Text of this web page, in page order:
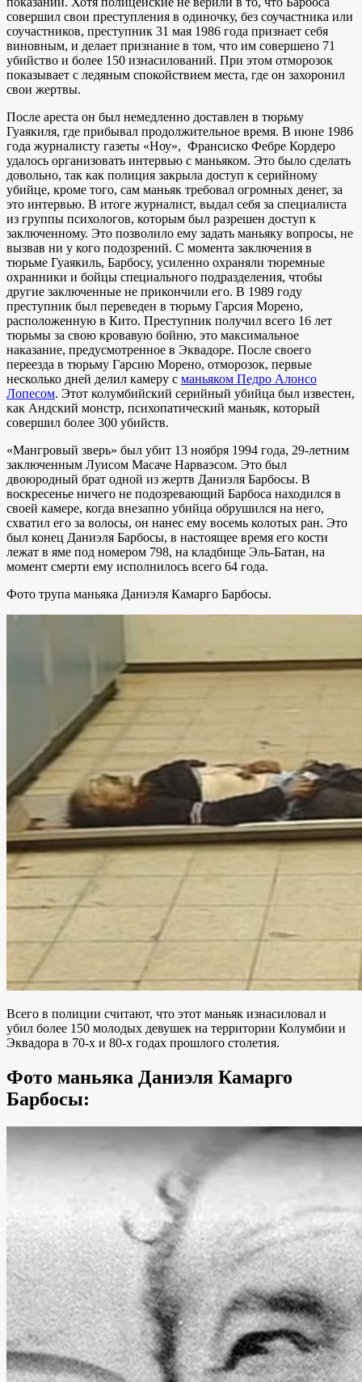
совершил свои преступления в одиночку, без соучастника или
соучастников, преступник 31 мая 1986 года признает себя
виновным, и делает признание в том, что им совершено 71
убийство и более 150 изнасилований. При этом отморозок
показывает с ледяным спокойствием места, где он захоронил
свои жертвы.
После ареста он был немедленно доставлен в тюрьму
Гуаякиля, где прибывал продолжительное время. В июне 1986
года журналисту газеты «Ноу», Франсиско Фебре Кордеро
удалось организовать интервью с маньяком. Это было сделать
довольно, так как полиция закрыла доступ к серийному
убийце, кроме того, сам маньяк требовал огромных денег, за
это интервью. В итоге журналист, выдал себя за специалиста
из группы психологов, которым был разрешен доступ к
заключенному. Это позволило ему задать маньяку вопросы, не
вызвав ни у кого подозрений. С момента заключения в
тюрьме Гуаякиль, Барбосу, усиленно охраняли тюремные
охранники и бойцы специального подразделения, чтобы
другие заключенные не прикончили его. В 1989 году
преступник был переведен в тюрьму Гарсия Морено,
расположенную в Кито. Преступник получил всего 16 лет
тюрьмы за свою кровавую бойню, это максимальное
наказание, предусмотренное в Эквадоре. После своего
переезда в тюрьму Гарсию Морено, отморозок, первые
несколько дней делил камеру с маньяком Педро Алонсо
Лопесом. Этот колумбийский серийный убийца был известен,
как Андский монстр, психопатический маньяк, который
совершил более 300 убийств.
«Мангровый зверь» был убит 13 ноября 1994 года, 29-летним
заключенным Луисом Масаче Нарваэсом. Это был
двоюродный брат одной из жертв Даниэля Барбосы. В
воскресенье ничего не подозревающий Барбоса находился в
своей камере, когда внезапно убийца обрушился на него,
схватил его за волосы, он нанес ему восемь колотых ран. Это
был конец Даниэля Барбосы, в настоящее время его кости
лежат в яме под номером 798, на кладбище Эль-Батан, на
момент смерти ему исполнилось всего 64 года.
Фото трупа маньяка Даниэля Камарго Барбосы.
Всего в полиции считают, что этот маньяк изнасиловал и
убил более 150 молодых девушек на территории Колумбии и
Эквадора в 70-х и 80-х годах прошлого столетия.
Фото маньяка Даниэля Камарго
Барбосы: